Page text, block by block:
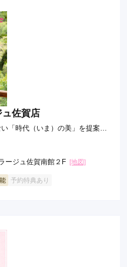
ュ佐賀店
「時代（いま）の美」を提案で
ージュ佐賀南館２F [地図]
予約特典あり